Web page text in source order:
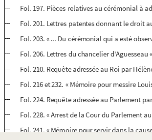
Fol. 197. Pièces relatives au cérémonial à
Fol. 201. Lettres patentes donnant le droit
Fol. 203. « ... Du cérémonial qui a esté
Fol. 206. Lettres du chancelier
Fol. 210. Requête adressée au Roi par
Fol. 216 et 232. « Mémoire pour messire
Fol. 224. Requête adressée au Parlement
Fol. 228. « Arrest de la Cour du Parlement
Fol. 241. « Mémoire pour servir dans la